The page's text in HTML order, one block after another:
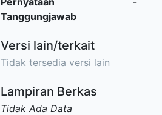
Tanggungjawab
Versi lain/terkait
Tidak tersedia versi lain
Lampiran Berkas
Tidak Ada Data